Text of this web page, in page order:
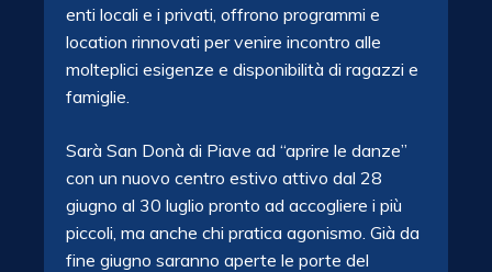
enti locali e i privati, offrono programmi e
location rinnovati per venire incontro alle
molteplici esigenze e disponibilità di ragazzi e
famiglie.
Sarà San Donà di Piave ad “aprire le danze”
con un nuovo centro estivo attivo dal 28
giugno al 30 luglio pronto ad accogliere i più
piccoli, ma anche chi pratica agonismo. Già da
fine giugno saranno aperte le porte del